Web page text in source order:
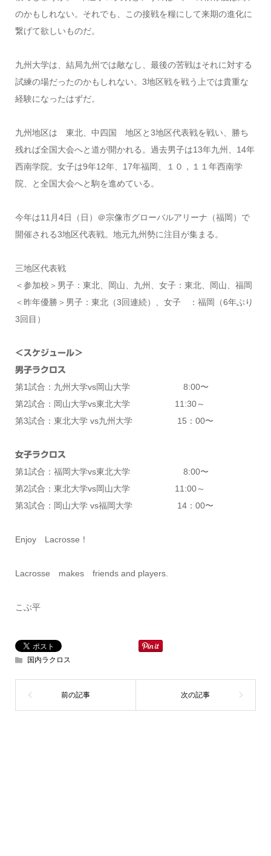
のかもしれない。それでも、この接戦を糧にして来期の進化に
繋げて欲しいものだ。
九州大学は、結局九州では敵なし、最後の苦戦はそれに対する
試練の場だったのかもしれない。3地区戦を戦う上では貴重な
経験になったはずだ。
九州地区は 東北、中四国 地区と3地区代表戦を戦い、勝ち
残れば全国大会へと道が開かれる。過去男子は13年九州、14年
西南学院。女子は9年12年、17年福岡、１０，１１年西南学
院、と全国大会へと駒を進めている。
今年は11月4日（日）＠宗像市グローバルアリーナ（福岡）で
開催される3地区代表戦。地元九州勢に注目が集まる。
三地区代表戦
＜参加校＞男子：東北、岡山、九州、女子：東北、岡山、福岡
＜昨年優勝＞男子：東北（3回連続）、女子 ：福岡（6年ぶり
3回目）
＜スケジュール＞
男子ラクロス
第1試合：九州大学vs岡山大学 8:00〜
第2試合：岡山大学vs東北大学 11:30～
第3試合：東北大学 vs九州大学 15：00〜
女子ラクロス
第1試合：福岡大学vs東北大学 8:00〜
第2試合：東北大学vs岡山大学 11:00～
第3試合：岡山大学 vs福岡大学 14：00〜
Enjoy Lacrosse！
Lacrosse makes friends and players.
こぶ平
国内ラクロス